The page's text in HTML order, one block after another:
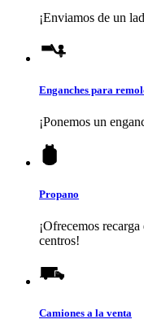
¡Enviamos de un
Enganches para
¡Ponemos un
Propano
¡Ofrecemos
centros!
Camiones a la venta